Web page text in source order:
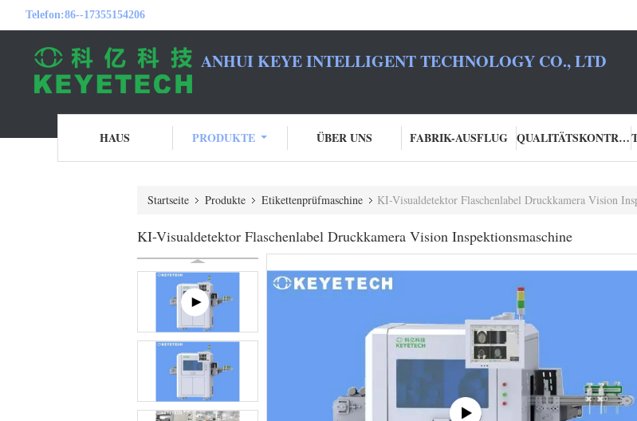
Telefon:86--17355154206
ANHUI KEYE INTELLIGENT TECHNOLOGY CO., LTD
HAUS PRODUKTE ÜBER UNS FABRIK-AUSFLUG QUALITÄTSKONTROLLE
Startseite Produkte Etikettenprüfmaschine KI-Visualdetektor Flaschenlabel Druckkamera Vision
KI-Visualdetektor Flaschenlabel Druckkamera Vision Inspektionsmaschine